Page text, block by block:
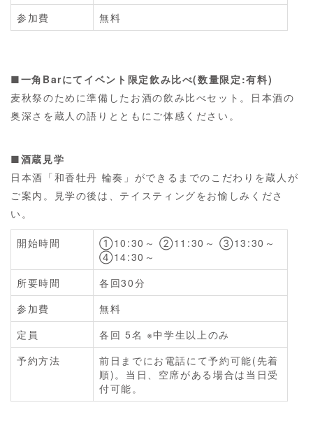
参加費 無料
■一角Barにてイベント限定飲み比べ(数量限定:有料)
麦秋祭のために準備したお酒の飲み比べセット。日本酒の
奥深さを蔵人の語りとともにご体感ください。
■酒蔵見学
日本酒「和香牡丹 輪奏」ができるまでのこだわりを蔵人が
ご案内。見学の後は、テイスティングをお愉しみくださ
い。
開始時間
①10:30～ ②11:30～ ③13:30～
④14:30～
所要時間
各回30分
参加費
無料
定員
各回 5名 ※中学生以上のみ
予約方法
前日までにお電話にて予約可能(先着
順)。当日、空席がある場合は当日受
付可能。